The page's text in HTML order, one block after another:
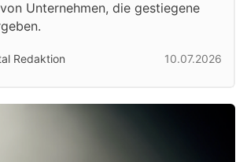
Unternehmen, die gestiegene
Redaktion 10.07.2026